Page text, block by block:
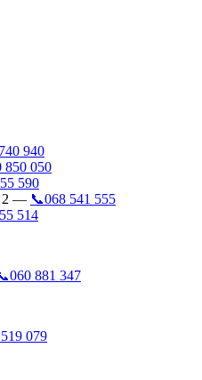
940
850 050
590
2 — 📞068 541 555
514
881 347
079